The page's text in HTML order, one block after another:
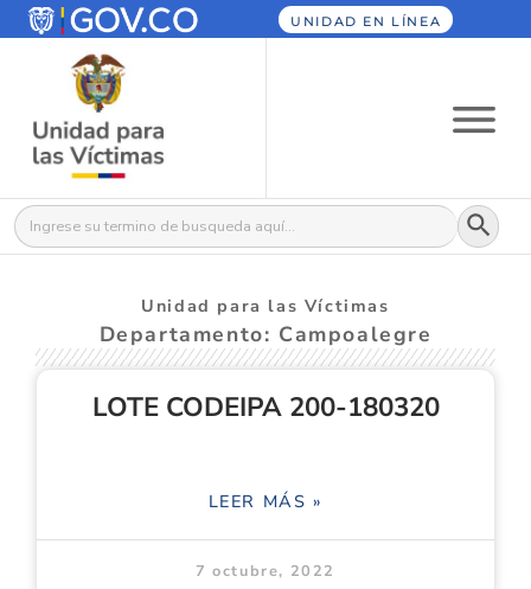
UNIDAD EN LÍNEA
Buscar: Botón
Unidad para las Víctimas
Departamento: Campoalegre
LOTE CODEIPA 200-180320
LEER MÁS »
7 octubre, 2022